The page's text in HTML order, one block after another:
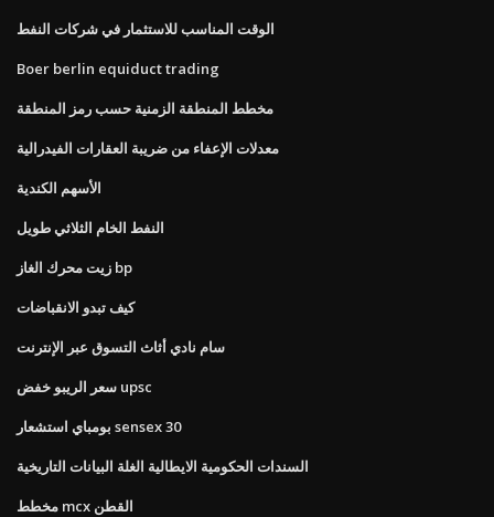
الوقت المناسب للاستثمار في شركات النفط
Boer berlin equiduct trading
مخطط المنطقة الزمنية حسب رمز المنطقة
معدلات الإعفاء من ضريبة العقارات الفيدرالية
الأسهم الكندية
النفط الخام الثلاثي طويل
زيت محرك الغاز bp
كيف تبدو الانقباضات
سام نادي أثاث التسوق عبر الإنترنت
سعر الريبو خفض upsc
بومباي استشعار sensex 30
السندات الحكومية الايطالية الغلة البيانات التاريخية
مخطط mcx القطن